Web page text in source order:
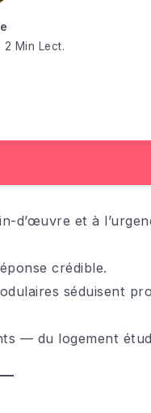
2 Min Lect.
d’œuvre et à
crédible.
séduisent
— du logement